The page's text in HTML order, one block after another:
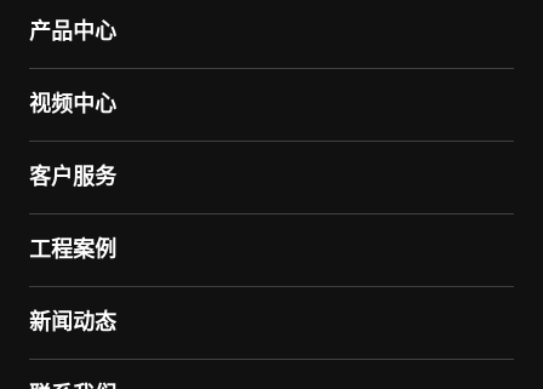
产品中心
视频中心
客户服务
工程案例
新闻动态